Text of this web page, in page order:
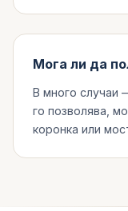
Мога ли да
В много случаи
го позволява,
коронка или